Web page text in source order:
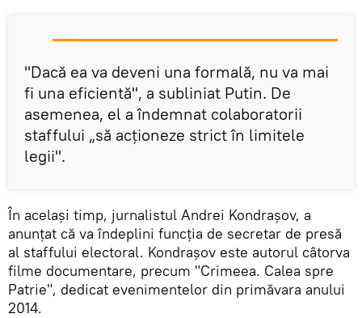
"Dacă ea va deveni una formală, nu va mai
fi una eficientă", a subliniat Putin. De
asemenea, el a îndemnat colaboratorii
staffului „să acționeze strict în limitele
legii".
În același timp, jurnalistul Andrei Kondrașov, a
anunțat că va îndeplini funcția de secretar de presă
al staffului electoral. Kondrașov este autorul câtorva
filme documentare, precum "Crimeea. Calea spre
Patrie", dedicat evenimentelor din primăvara anului
2014.